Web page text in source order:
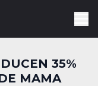
35%
MAMA